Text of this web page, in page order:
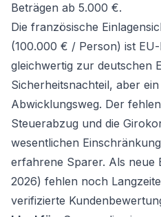
Beträgen ab 5.000 €.
Die französische
(100.000 € / Person) ist
gleichwertig zur deutschen
Sicherheitsnachteil, aber
Abwicklungsweg. Der
Steuerabzug und die
wesentlichen
erfahrene Sparer. Als neue
2026) fehlen noch
verifizierte